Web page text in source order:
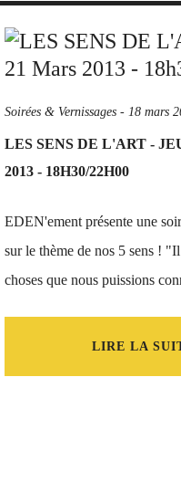
Soirées & Vernissages - 18 mars
LES SENS DE L'ART -
2013 - 18H30/22H00
EDEN'ement présente une
sur le thème de nos 5 sens !
choses que nous puissions
LIRE LA